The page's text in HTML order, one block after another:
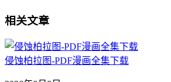
相关文章
侵蚀柏拉图-PDF漫画全集下载